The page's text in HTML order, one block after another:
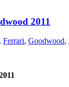
2011
, Ferrari, Goodwood,